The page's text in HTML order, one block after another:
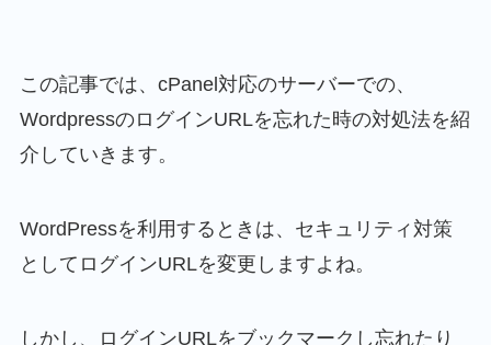
この記事では、cPanel対応のサーバーでの、
WordpressのログインURLを忘れた時の対処法を紹
介していきます。
WordPressを利用するときは、セキュリティ対策
としてログインURLを変更しますよね。
しかし、ログインURLをブックマークし忘れたり